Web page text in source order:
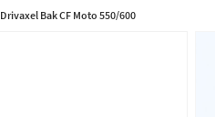
Drivaxel Bak CF Moto 550/600